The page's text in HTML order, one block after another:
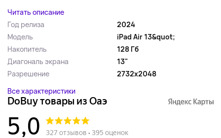
Читать описание
Год релиза
2024
Модель
iPad Air 13&quot;
Накопитель
128 Гб
Диагональ экрана
13"
Разрешение
2732x2048
Все характеристики